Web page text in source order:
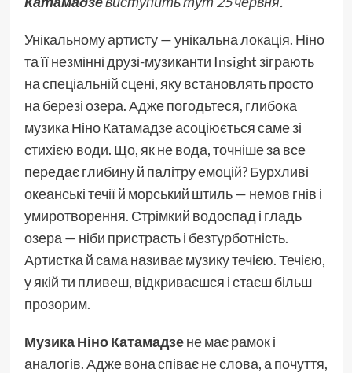
Унікальному артисту — унікальна локація. Ніно
та її незмінні друзі-музиканти Insight зіграють
на спеціальній сцені, яку встановлять просто
на березі озера. Адже погодьтеся, глибока
музика Ніно Катамадзе асоціюється саме зі
стихією води. Що, як не вода, точніше за все
передає глибину й палітру емоцій? Бурхливі
океанські течії й морський штиль — немов гнів і
умиротворення. Стрімкий водоспад і гладь
озера — ніби пристрасть і безтурботність.
Артистка й сама називає музику течією. Течією,
у якій ти пливеш, відкриваєшся і стаєш більш
прозорим.
Музика Ніно Катамадзене має рамок і
аналогів. Адже вона співає не слова, а почуття,